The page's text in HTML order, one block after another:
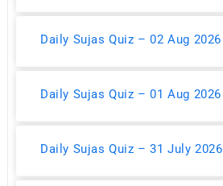
Daily Sujas Quiz – 02 Aug 2026
Daily Sujas Quiz – 01 Aug 2026
Daily Sujas Quiz – 31 July 2026